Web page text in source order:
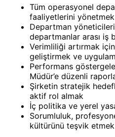
Tüm operasyonel
faaliyetlerini
Departman
departmanlar arası iş
Verimliliği artırmak
geliştirmek ve
Performans
Müdür’e düzenli
Şirketin stratejik
aktif rol almak
İç politika ve yerel
Sorumluluk,
kültürünü teşvik etmek